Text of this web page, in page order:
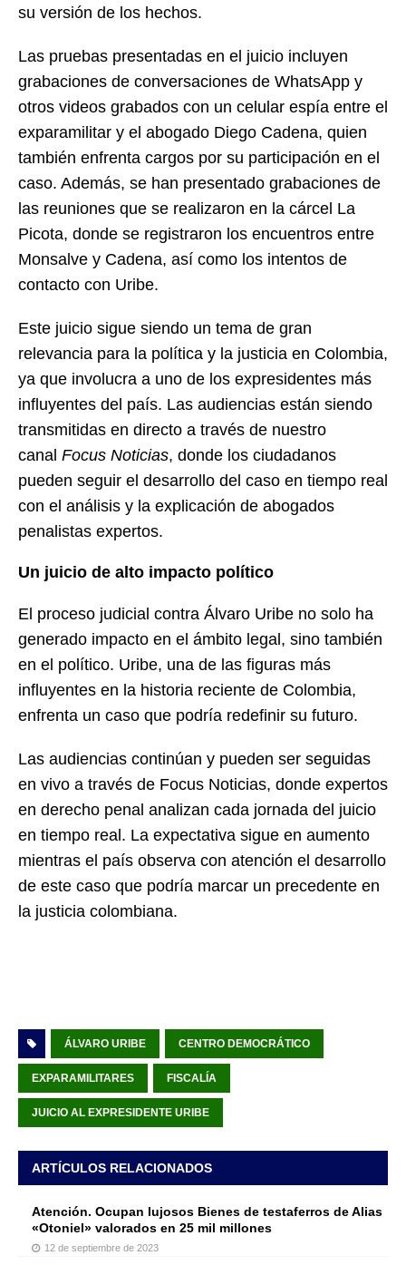
su versión de los hechos.
Las pruebas presentadas en el juicio incluyen
grabaciones de conversaciones de WhatsApp y
otros videos grabados con un celular espía entre el
exparamilitar y el abogado Diego Cadena, quien
también enfrenta cargos por su participación en el
caso. Además, se han presentado grabaciones de
las reuniones que se realizaron en la cárcel La
Picota, donde se registraron los encuentros entre
Monsalve y Cadena, así como los intentos de
contacto con Uribe.
Este juicio sigue siendo un tema de gran
relevancia para la política y la justicia en Colombia,
ya que involucra a uno de los expresidentes más
influyentes del país. Las audiencias están siendo
transmitidas en directo a través de nuestro
canal Focus Noticias, donde los ciudadanos
pueden seguir el desarrollo del caso en tiempo real
con el análisis y la explicación de abogados
penalistas expertos.
Un juicio de alto impacto político
El proceso judicial contra Álvaro Uribe no solo ha
generado impacto en el ámbito legal, sino también
en el político. Uribe, una de las figuras más
influyentes en la historia reciente de Colombia,
enfrenta un caso que podría redefinir su futuro.
Las audiencias continúan y pueden ser seguidas
en vivo a través de Focus Noticias, donde expertos
en derecho penal analizan cada jornada del juicio
en tiempo real. La expectativa sigue en aumento
mientras el país observa con atención el desarrollo
de este caso que podría marcar un precedente en
la justicia colombiana.
ÁLVARO URIBE CENTRO DEMOCRÁTICO
EXPARAMILITARES FISCALÍA
JUICIO AL EXPRESIDENTE URIBE
ARTÍCULOS RELACIONADOS
Atención. Ocupan lujosos Bienes de testaferros de Alias
«Otoniel» valorados en 25 mil millones
12 de septiembre de 2023